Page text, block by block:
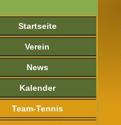
Startseite
Verein
News
Kalender
Team-Tennis